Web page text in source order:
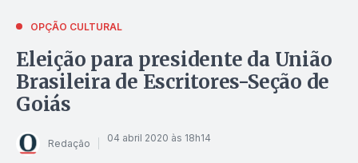
OPÇÃO CULTURAL
Eleição para presidente da União
Brasileira de Escritores-Seção de
Goiás
Redação 04 abril 2020 às 18h14